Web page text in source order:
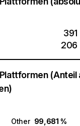
391
206
(Anteil
Other 99,681 %